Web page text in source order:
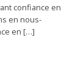
confiance en
en nous-
en […]